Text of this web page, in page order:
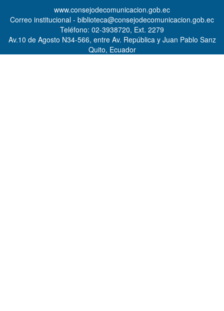
www.consejodecomunicacion.gob.ec
Correo institucional - biblioteca@consejodecomunicacion.gob.ec
Teléfono: 02-3938720, Ext. 2279
Av.10 de Agosto N34-566, entre Av. República y Juan Pablo Sanz
Quito, Ecuador